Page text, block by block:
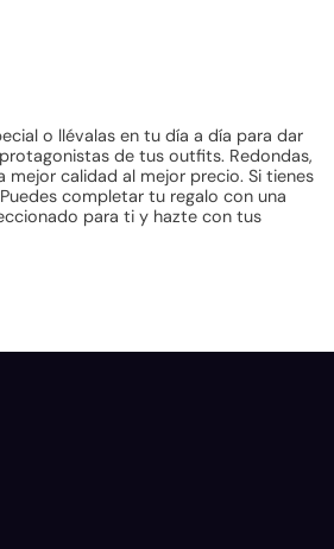
o llévalas en tu día a día para dar
de tus outfits. Redondas,
calidad al mejor precio. Si tienes
completar tu regalo con una
para ti y hazte con tus